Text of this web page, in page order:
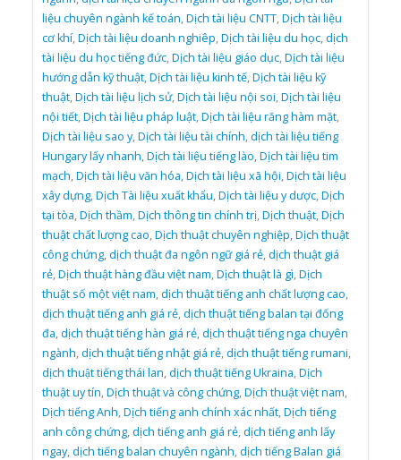
liệu chuyên ngành kế toán,Dịch tài liệu CNTT,Dịch tài liệu
cơ khí,Dịch tài liệu doanh nghiêp,Dịch tài liệu du học,dịch
tài liệu du học tiếng đức,Dịch tài liệu giáo dục,Dịch tài liệu
hướng dẫn kỹ thuật,Dịch tài liệu kinh tế,Dịch tài liệu kỹ
thuật,Dịch tài liệu lịch sử,Dịch tài liệu nội soi,Dịch tài liệu
nội tiết,Dịch tài liệu pháp luật,Dịch tài liệu răng hàm mặt,
Dịch tài liệu sao y,Dịch tài liệu tài chính,dịch tài liệu tiếng
Hungary lấy nhanh,Dịch tài liệu tiếng lào,Dịch tài liệu tim
mạch,Dịch tài liệu văn hóa,Dịch tài liệu xã hội,Dịch tài liệu
xây dựng,Dịch Tài liệu xuất khẩu,Dịch tài liệu y dược,Dịch
tại tòa,Dịch thầm,Dịch thông tin chính trị,Dịch thuật,Dịch
thuật chất lượng cao,Dịch thuật chuyên nghiệp,Dịch thuật
công chứng,dịch thuật đa ngôn ngữ giá rẻ,dịch thuật giá
rẻ,Dịch thuật hàng đầu việt nam,Dịch thuật là gì,Dịch
thuật số một việt nam,dịch thuật tiếng anh chất lượng cao,
dịch thuật tiếng anh giá rẻ,dịch thuật tiếng balan tại đống
đa,dịch thuật tiếng hàn giá rẻ,dịch thuật tiếng nga chuyên
ngành,dịch thuật tiếng nhật giá rẻ,dịch thuật tiếng rumani,
dịch thuật tiếng thái lan,dịch thuật tiếng Ukraina,Dịch
thuật uy tín,Dịch thuật và công chứng,Dịch thuật việt nam,
Dịch tiếng Anh,Dịch tiếng anh chính xác nhất,Dịch tiếng
anh công chứng,dịch tiếng anh giá rẻ,dịch tiếng anh lấy
ngay,dịch tiếng balan chuyên ngành,dịch tiếng Balan giá